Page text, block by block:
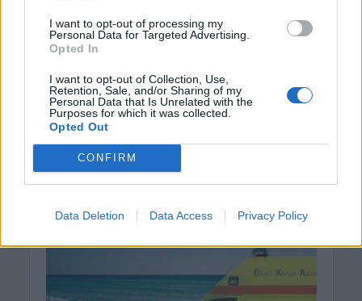
I want to opt-out of processing my
Personal Data for Targeted Advertising.
Opted In
I want to opt-out of Collection, Use,
Retention, Sale, and/or Sharing of my
Personal Data that Is Unrelated with the
Purposes for which it was collected.
Opted Out
CONFIRM
Data Deletion Data Access Privacy Policy